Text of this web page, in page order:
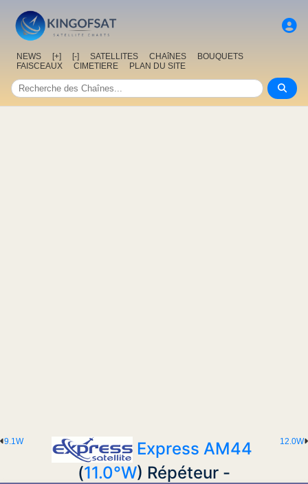
NEWS [+] [-] SATELLITES CHAîNES
BOUQUETS
FAISCEAUX
CIMETIERE PLAN DU SITE
12.0W
9.1W
Express AM44
(11.0°W) Répéteur -